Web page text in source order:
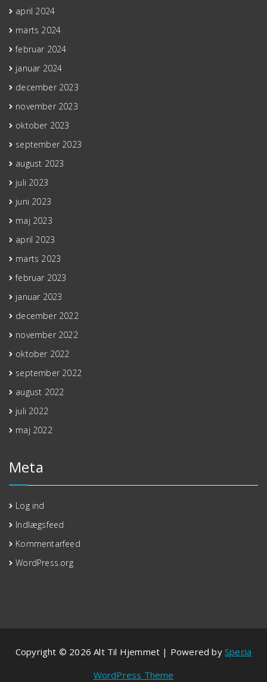
april 2024
marts 2024
februar 2024
januar 2024
december 2023
november 2023
oktober 2023
september 2023
august 2023
juli 2023
juni 2023
maj 2023
april 2023
marts 2023
februar 2023
januar 2023
december 2022
november 2022
oktober 2022
september 2022
august 2022
juli 2022
maj 2022
Meta
Log ind
Indlægsfeed
Kommentarfeed
WordPress.org
Copyright © 2026 Alt Til Hjemmet | Powered by Specia
WordPress Theme